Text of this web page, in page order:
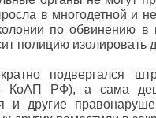
в многодетной и
по обвинению в
полицию изолировать
подвергался
КоАП РФ), а сама
и другие